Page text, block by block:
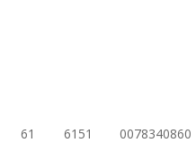
61 6151 0078340860